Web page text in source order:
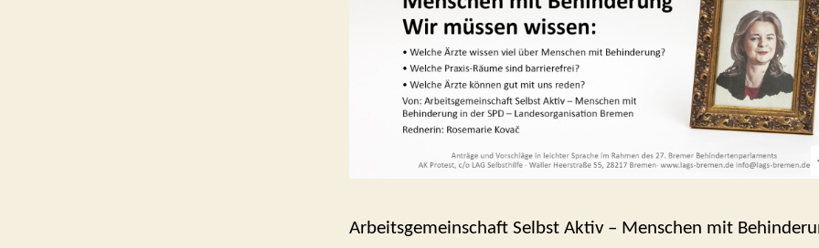
Arbeitsgemeinschaft Selbst Aktiv – Menschen mit